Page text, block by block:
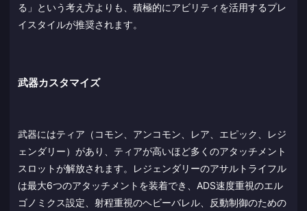
る」という考え方よりも、積極的にアビリティを活用するプレ
イスタイルが推奨されます。
武器カスタマイズ
武器にはティア（コモン、アンコモン、レア、エピック、レジ
ェンダリー）があり、ティアが高いほど多くのアタッチメント
スロットが解放されます。レジェンダリーのアサルトライフル
は最大6つのアタッチメントを装着でき、ADS速度重視のエル
ゴノミクス設定、射程重視のヘビーバレル、反動制御のための